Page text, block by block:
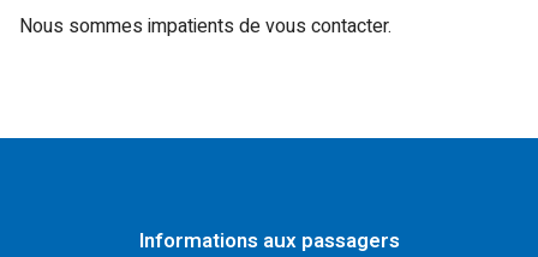
Nous sommes impatients de vous contacter.
Informations aux passagers